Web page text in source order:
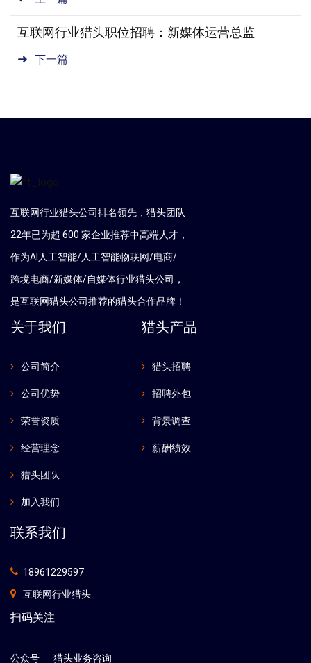
下一篇
互联网行业猎头职位招聘：新媒体运营总监
互联网行业猎头公司排名领先，猎头团队
22年已为超 600 家企业推荐中高端人才，
作为AI人工智能/人工智能物联网/电商/
跨境电商/新媒体/自媒体行业猎头公司，
是互联网猎头公司推荐的猎头合作品牌！
关于我们
公司简介
公司优势
荣誉资质
经营理念
猎头团队
加入我们
猎头产品
猎头招聘
招聘外包
背景调查
薪酬绩效
联系我们
18961229597
互联网行业猎头
扫码关注
公众号 猎头业务咨询